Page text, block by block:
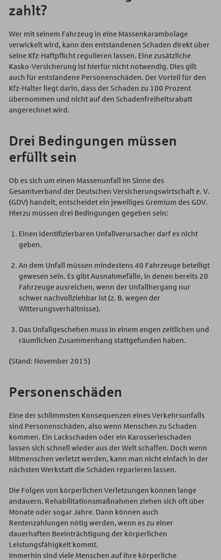
zahlt?
Wer mit seinem Fahrzeug in eine Massenkarambolage
verwickelt wird, kann den entstandenen Schaden direkt über
seine Kfz-Haftpflicht regulieren lassen. Eine zusätzliche
Kasko-Versicherung ist hierfür nicht notwendig. Dies gilt
auch für entstandene Personenschäden. Der Vorteil für den
Kfz-Halter liegt darin, dass der Schaden zu 100 Prozent
übernommen und nicht auf den Schadenfreiheitsrabatt
angerechnet wird.
Drei Bedingungen müssen
erfüllt sein
Ob es sich um einen Massenunfall im Sinne des
Gesamtverband der Deutschen Versicherungswirtschaft e. V.
(GDV) handelt, entscheidet ein jeweiliges Gremium des GDV.
Hierzu müssen drei Bedingungen gegeben sein:
Einen identifizierbaren Unfallverursacher darf es nicht
geben.
An dem Unfall müssen mindestens 40 Fahrzeuge beteiligt
gewesen sein. Es gibt Ausnahmefälle, in denen bereits 20
Fahrzeuge ausreichen, wenn der Unfallhergang nur
schwer nachvollziehbar ist (z. B. wegen der
Witterungsverhältnisse).
Das Unfallgeschehen muss in einem engen zeitlichen und
räumlichen Zusammenhang stattgefunden haben.
(Stand: November 2015)
Personenschäden
Eine der schlimmsten Konsequenzen eines Verkehrsunfalls
sind Personenschäden, also wenn Menschen zu Schaden
kommen. Ein Lackschaden oder ein Karosserieschaden
lassen sich schnell wieder aus der Welt schaffen. Doch wenn
Mitmenschen verletzt werden, kann man nicht einfach in der
nächsten Werkstatt die Schäden reparieren lassen.
Die Folgen von körperlichen Verletzungen können lange
andauern. Rehabilitationsmaßnahmen ziehen sich oft über
Monate oder sogar Jahre. Dann können auch
Rentenzahlungen nötig werden, wenn es zu einer
dauerhaften Beeinträchtigung der körperlichen
Leistungsfähigkeit kommt.
Immerhin sind viele Menschen auf ihre körperliche